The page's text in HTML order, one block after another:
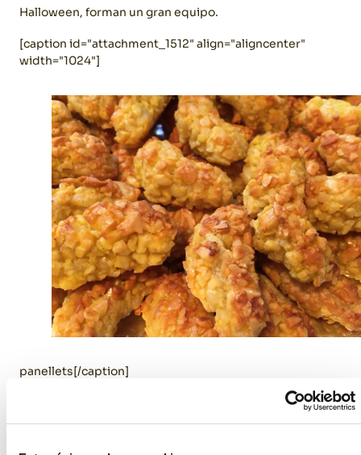
Halloween, forman un gran equipo.
[caption id="attachment_1512" align="aligncenter"
width="1024"]
panellets[/caption]
¿Cómo influye la calabaza en los productos de estas
fechas?